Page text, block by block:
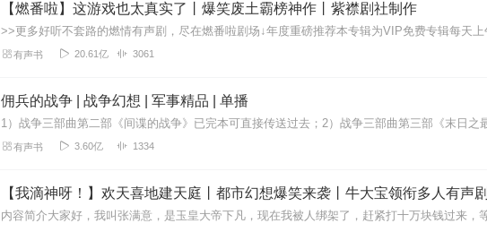
【燃番啦】这游戏也太真实了丨爆笑废土霸榜神作丨紫襟剧社制作
有声书 20.61亿 3061
佣兵的战争 | 战争幻想 | 军事精品 | 单播
有声书 3.60亿 1334
【我滴神呀！】欢天喜地建天庭丨都市幻想爆笑来袭丨牛大宝领衔多人有声剧